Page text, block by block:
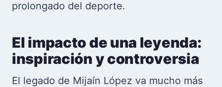
prolongado del deporte.
El impacto de una leyenda:
inspiración y controversia
El legado de Mijaín López va mucho más